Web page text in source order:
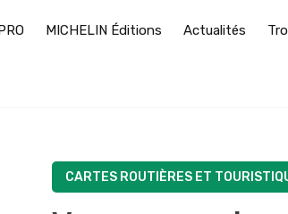
MICHELIN Éditions Actualités
CARTES ROUTIÈRES ET